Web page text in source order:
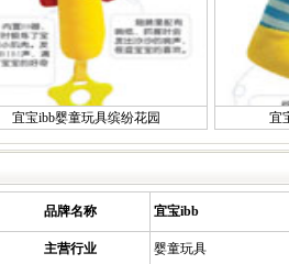
宜宝ibb婴童玩具缤纷花园 宜宝
品牌名称 宜宝ibb
主营行业 婴童玩具